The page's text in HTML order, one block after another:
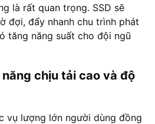
là rất quan trọng. SSD sẽ
đợi, đẩy nhanh chu trình phát
tăng năng suất cho đội ngũ
chịu tải cao và độ
vụ lượng lớn người dùng đồng